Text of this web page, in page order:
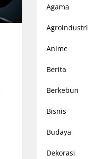
Agama
Agroindustri
Anime
Berita
Berkebun
Bisnis
Budaya
Dekorasi